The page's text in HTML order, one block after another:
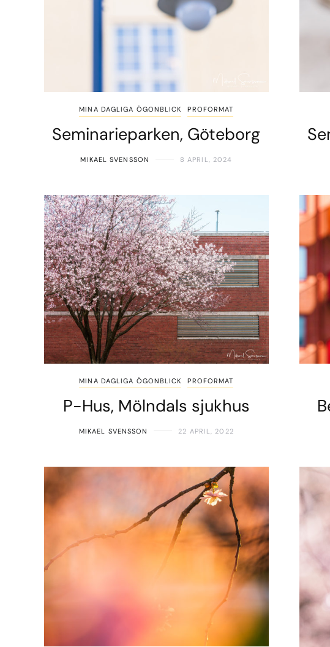
MINA DAGLIGA ÖGONBLICK PROFORMAT
Seminarieparken, Göteborg
MIKAEL SVENSSON 8 APRIL, 2024
MINA DAGLIGA ÖGONBLICK PROFORMAT
P-Hus, Mölndals sjukhus
MIKAEL SVENSSON 22 APRIL, 2022